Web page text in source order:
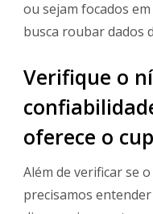
ou sejam focados
busca roubar dados
Verifique o
oferece o
Além de verificar se
precisamos